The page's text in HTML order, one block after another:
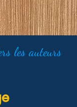
les auteurs